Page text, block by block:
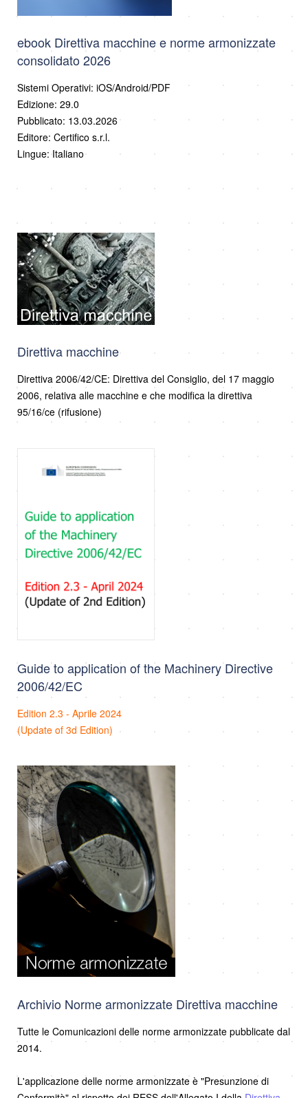
ebook Direttiva macchine e norme armonizzate
consolidato 2026
Sistemi Operativi: iOS/Android/PDF
Edizione: 29.0
Pubblicato: 13.03.2026
Editore: Certifico s.r.l.
Lingue: Italiano
Direttiva macchine
Direttiva 2006/42/CE: Direttiva del Consiglio, del 17 maggio
2006, relativa alle macchine e che modifica la direttiva
95/16/ce (rifusione)
Guide to application of the Machinery Directive
2006/42/EC
Edition 2.3 - Aprile 2024
(Update of 3d Edition)
Archivio Norme armonizzate Direttiva macchine
Tutte le Comunicazioni delle norme armonizzate pubblicate dal
2014.
L'applicazione delle norme armonizzate è "Presunzione di